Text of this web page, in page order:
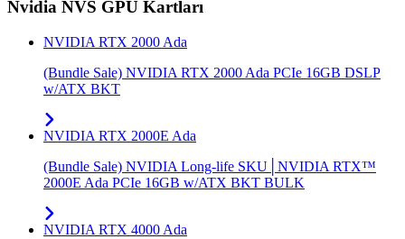
Nvidia NVS GPU Kartları
NVIDIA RTX 2000 Ada
(Bundle Sale) NVIDIA RTX 2000 Ada PCIe 16GB DSLP
w/ATX BKT
NVIDIA RTX 2000E Ada
(Bundle Sale) NVIDIA Long-life SKU│NVIDIA RTX™
2000E Ada PCIe 16GB w/ATX BKT BULK
NVIDIA RTX 4000 Ada